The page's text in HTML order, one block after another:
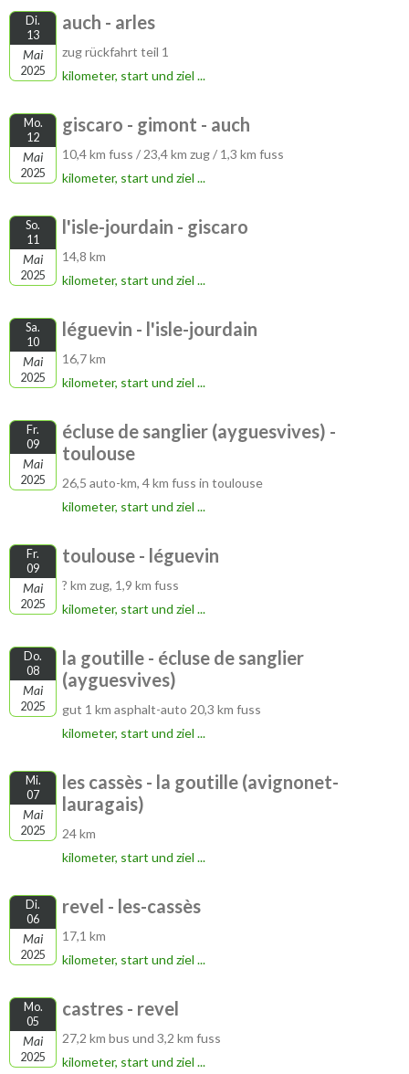
Di.
13
Mai
2025
auch - arles
zug rückfahrt teil 1
kilometer, start und ziel ...
Mo.
12
Mai
2025
giscaro - gimont - auch
10,4 km fuss / 23,4 km zug / 1,3 km fuss
kilometer, start und ziel ...
So.
11
Mai
2025
l'isle-jourdain - giscaro
14,8 km
kilometer, start und ziel ...
Sa.
10
Mai
2025
léguevin - l'isle-jourdain
16,7 km
kilometer, start und ziel ...
Fr.
09
Mai
2025
écluse de sanglier (ayguesvives) -
toulouse
26,5 auto-km, 4 km fuss in toulouse
kilometer, start und ziel ...
Fr.
09
Mai
2025
toulouse - léguevin
? km zug, 1,9 km fuss
kilometer, start und ziel ...
Do.
08
Mai
2025
la goutille - écluse de sanglier
(ayguesvives)
gut 1 km asphalt-auto 20,3 km fuss
kilometer, start und ziel ...
Mi.
07
Mai
2025
les cassès - la goutille (avignonet-
lauragais)
24 km
kilometer, start und ziel ...
Di.
06
Mai
2025
revel - les-cassès
17,1 km
kilometer, start und ziel ...
Mo.
05
Mai
2025
castres - revel
27,2 km bus und 3,2 km fuss
kilometer, start und ziel ...